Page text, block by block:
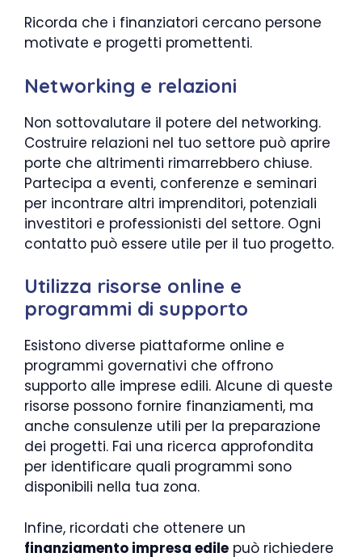
Ricorda che i finanziatori cercano persone
motivate e progetti promettenti.
Networking e relazioni
Non sottovalutare il potere del networking.
Costruire relazioni nel tuo settore può aprire
porte che altrimenti rimarrebbero chiuse.
Partecipa a eventi, conferenze e seminari
per incontrare altri imprenditori, potenziali
investitori e professionisti del settore. Ogni
contatto può essere utile per il tuo progetto.
Utilizza risorse online e
programmi di supporto
Esistono diverse piattaforme online e
programmi governativi che offrono
supporto alle imprese edili. Alcune di queste
risorse possono fornire finanziamenti, ma
anche consulenze utili per la preparazione
dei progetti. Fai una ricerca approfondita
per identificare quali programmi sono
disponibili nella tua zona.
Infine, ricordati che ottenere un
finanziamento impresa edile può richiedere